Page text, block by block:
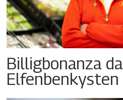
Billigbonanza
Elfenbenkysten